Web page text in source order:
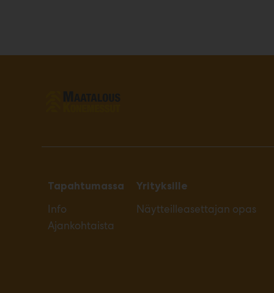
Tapahtumassa
Info
Ajankohtaista
Yrityksille
Näytteilleasettajan opas